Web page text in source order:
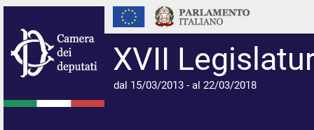
XVII
dal 15/03/2013 - al 22/03/2018